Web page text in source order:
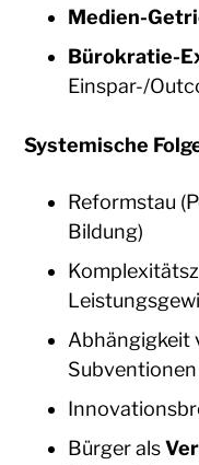
Medien-
Bürokratie-
Einspar-/
Systemische
Reformstau
Bildung)
Abhängigkeit
Subventionen
Bürger als